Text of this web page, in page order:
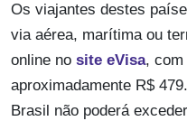
Os viajantes destes
via aérea, marítima ou
online no site eVisa, com
aproximadamente R$
Brasil não poderá